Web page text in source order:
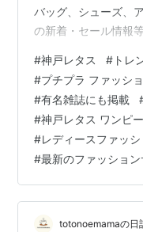
バッグ、シューズ、
の新着・セール情報
でご安心してお楽し
入りの商品が有れば
ますので、どうぞご
ションを神戸から発
ViViなど雑誌掲載ア
気のレディースファ
#神戸レタス # トレ
#プチプラ ファッシ
#有名雑誌にも掲載
#神戸レタス ワンピ
#レディースファッシ
#最新のファッショ
totonoemamaの日